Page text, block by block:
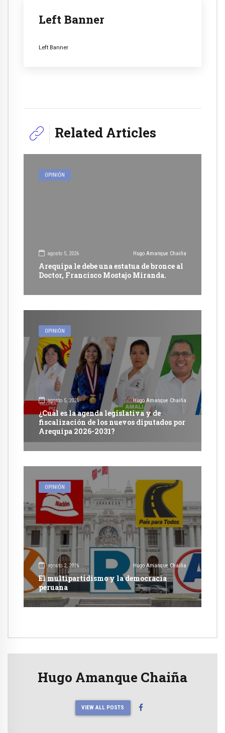
Left Banner
Left Banner
Related Articles
OPINIÓN
agosto 5, 2026 Hugo Amanque Chaiña
Arequipa le debe una estatua de bronce al
Doctor, Francisco Mostajo Miranda.
OPINIÓN
agosto 5, 2026 Hugo Amanque Chaiña
¿Cuál es la agenda legislativa y de
fiscalización de los nuevos diputados por
Arequipa 2026-2031?
OPINIÓN
agosto 2, 2026 Hugo Amanque Chaiña
El multipartidismo y la democracia
peruana
Hugo Amanque Chaiña
VIEW ALL POSTS